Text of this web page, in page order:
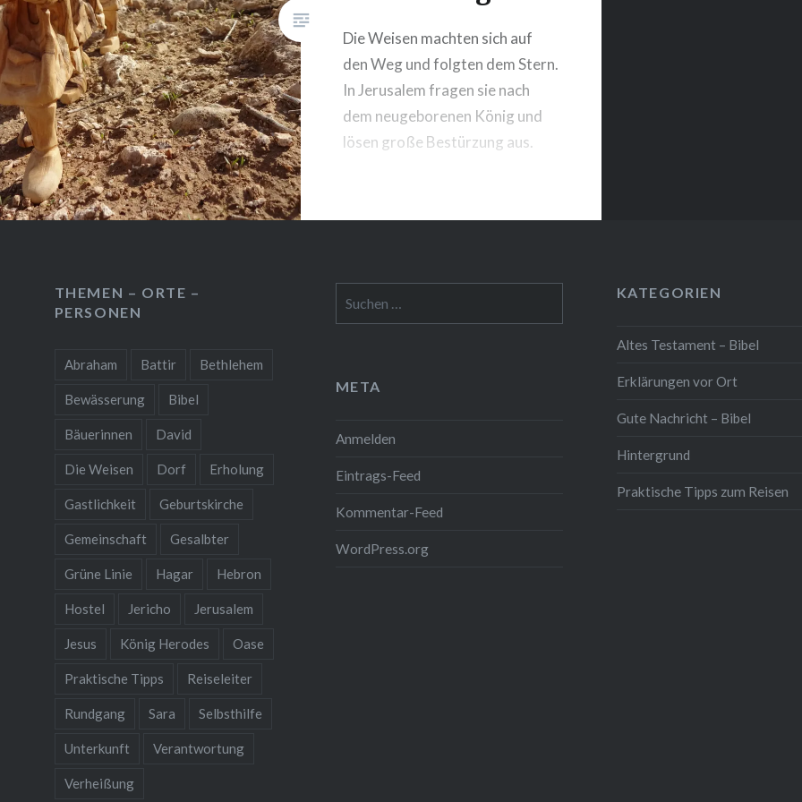
Die Weisen machten sich auf
den Weg und folgten dem Stern.
In Jerusalem fragen sie nach
dem neugeborenen König und
lösen große Bestürzung aus.
THEMEN – ORTE –
PERSONEN
Abraham Battir Bethlehem
Bewässerung Bibel
Bäuerinnen David
Die Weisen Dorf Erholung
Gastlichkeit Geburtskirche
Gemeinschaft Gesalbter
Grüne Linie Hagar Hebron
Hostel Jericho Jerusalem
Jesus König Herodes Oase
Praktische Tipps Reiseleiter
Rundgang Sara Selbsthilfe
Unterkunft Verantwortung
Verheißung
nach:
KATEGORIEN
Altes Testament – Bibel
Erklärungen vor Ort
Gute Nachricht – Bibel
Hintergrund
Praktische Tipps zum Reisen
META
Anmelden
Eintrags-Feed
Kommentar-Feed
WordPress.org